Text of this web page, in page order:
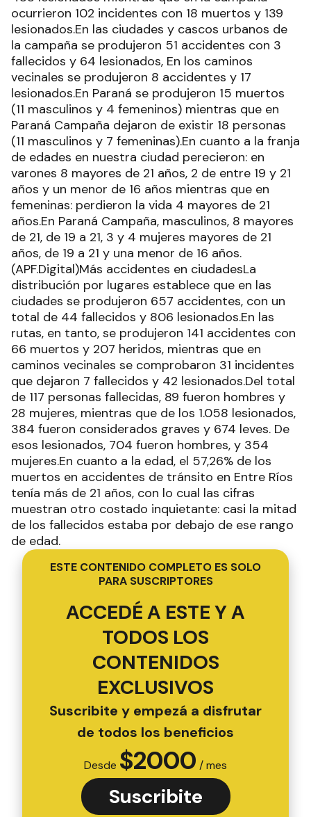
ocurrieron 102 incidentes con 18 muertos y 139
lesionados.En las ciudades y cascos urbanos de
la campaña se produjeron 51 accidentes con 3
fallecidos y 64 lesionados, En los caminos
vecinales se produjeron 8 accidentes y 17
lesionados.En Paraná se produjeron 15 muertos
(11 masculinos y 4 femeninos) mientras que en
Paraná Campaña dejaron de existir 18 personas
(11 masculinos y 7 femeninas).En cuanto a la franja
de edades en nuestra ciudad perecieron: en
varones 8 mayores de 21 años, 2 de entre 19 y 21
años y un menor de 16 años mientras que en
femeninas: perdieron la vida 4 mayores de 21
años.En Paraná Campaña, masculinos, 8 mayores
de 21, de 19 a 21, 3 y 4 mujeres mayores de 21
años, de 19 a 21 y una menor de 16 años.
(APF.Digital)Más accidentes en ciudadesLa
distribución por lugares establece que en las
ciudades se produjeron 657 accidentes, con un
total de 44 fallecidos y 806 lesionados.En las
rutas, en tanto, se produjeron 141 accidentes con
66 muertos y 207 heridos, mientras que en
caminos vecinales se comprobaron 31 incidentes
que dejaron 7 fallecidos y 42 lesionados.Del total
de 117 personas fallecidas, 89 fueron hombres y
28 mujeres, mientras que de los 1.058 lesionados,
384 fueron considerados graves y 674 leves. De
esos lesionados, 704 fueron hombres, y 354
mujeres.En cuanto a la edad, el 57,26% de los
muertos en accidentes de tránsito en Entre Ríos
tenía más de 21 años, con lo cual las cifras
muestran otro costado inquietante: casi la mitad
de los fallecidos estaba por debajo de ese rango
de edad.
ESTE CONTENIDO COMPLETO ES SOLO
PARA SUSCRIPTORES
ACCEDÉ A ESTE Y A
TODOS LOS
CONTENIDOS
EXCLUSIVOS
Suscribite y empezá a disfrutar
de todos los beneficios
Desde $2000 / mes
Suscribite